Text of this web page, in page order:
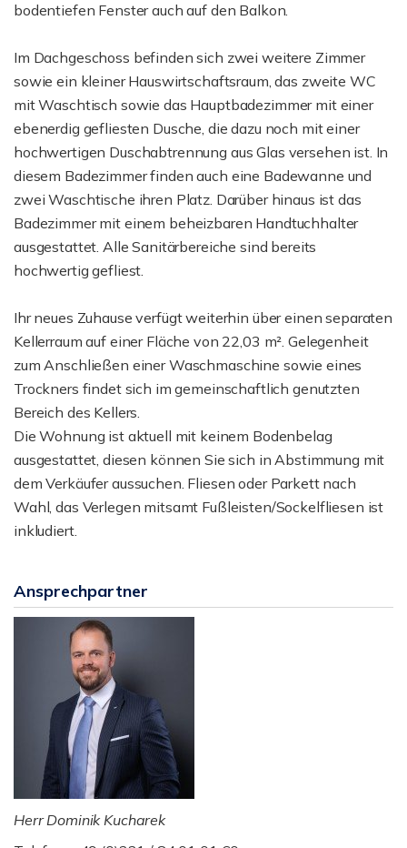
bodentiefen Fenster auch auf den Balkon.
Im Dachgeschoss befinden sich zwei weitere Zimmer
sowie ein kleiner Hauswirtschaftsraum, das zweite WC
mit Waschtisch sowie das Hauptbadezimmer mit einer
ebenerdig gefliesten Dusche, die dazu noch mit einer
hochwertigen Duschabtrennung aus Glas versehen ist. In
diesem Badezimmer finden auch eine Badewanne und
zwei Waschtische ihren Platz. Darüber hinaus ist das
Badezimmer mit einem beheizbaren Handtuchhalter
ausgestattet. Alle Sanitärbereiche sind bereits
hochwertig gefliest.
Ihr neues Zuhause verfügt weiterhin über einen separaten
Kellerraum auf einer Fläche von 22,03 m². Gelegenheit
zum Anschließen einer Waschmaschine sowie eines
Trockners findet sich im gemeinschaftlich genutzten
Bereich des Kellers.
Die Wohnung ist aktuell mit keinem Bodenbelag
ausgestattet, diesen können Sie sich in Abstimmung mit
dem Verkäufer aussuchen. Fliesen oder Parkett nach
Wahl, das Verlegen mitsamt Fußleisten/Sockelfliesen ist
inkludiert.
Ansprechpartner
Herr Dominik Kucharek